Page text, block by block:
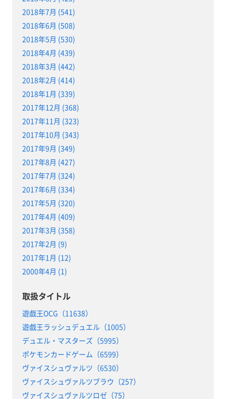
2018年7月 (541)
2018年6月 (508)
2018年5月 (530)
2018年4月 (439)
2018年3月 (442)
2018年2月 (414)
2018年1月 (339)
2017年12月 (368)
2017年11月 (323)
2017年10月 (343)
2017年9月 (349)
2017年8月 (427)
2017年7月 (324)
2017年6月 (334)
2017年5月 (320)
2017年4月 (409)
2017年3月 (358)
2017年2月 (9)
2017年1月 (12)
2000年4月 (1)
取扱タイトル
遊戯王OCG（11638）
遊戯王ラッシュデュエル（1005）
デュエル・マスターズ（5995）
ポケモンカードゲーム（6599）
ヴァイスシュヴァルツ（6530）
ヴァイスシュヴァルツブラウ（257）
ヴァイスシュヴァルツロゼ（75）